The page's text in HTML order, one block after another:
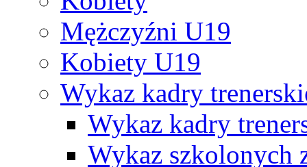
Mężczyźni U19
Kobiety U19
Wykaz kadry
Wykaz kadry
Wykaz szkolonych